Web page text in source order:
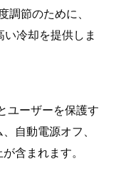
調節のために、
冷却を提供しま
ユーザーを保護す
自動電源オフ、
含まれます。